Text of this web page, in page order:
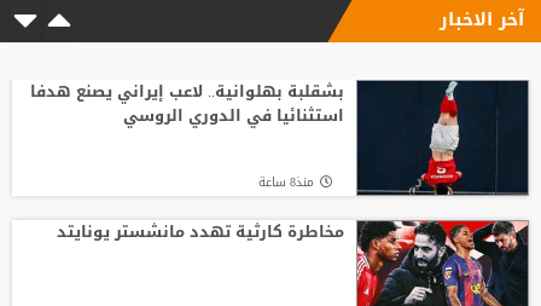
مبكرًا برسالة نارية
خضيرة يفاجئ ريال مدريد
آخر الاخبار
بشقلبة بهلوانية.. لاعب إيراني يصنع هدفا
استثنائيا في الدوري الروسي
منذ8 ساعة
مخاطرة كارثية تهدد مانشستر يونايتد